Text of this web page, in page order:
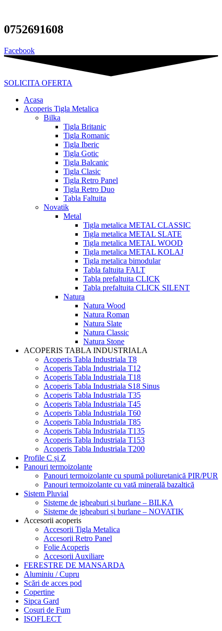
conținut
0752691608
Facebook
SOLICITA OFERTA
Acasa
Acoperis Tigla Metalica
Bilka
Tigla Britanic
Tigla Romanic
Tigla Iberic
Tigla Gotic
Tigla Balcanic
Tigla Clasic
Tigla Retro Panel
Tigla Retro Duo
Tabla Faltuita
Novatik
Metal
Tigla metalica METAL CLASSIC
Tigla metalica METAL SLATE
Tigla metalica METAL WOOD
Tigla metalica METAL KOLAJ
Tigla metalica bimodular
Tabla faltuita FALT
Tabla prefaltuita CLICK
Tabla prefaltuita CLICK SILENT
Natura
Natura Wood
Natura Roman
Natura Slate
Natura Classic
Natura Stone
ACOPERIS TABLA INDUSTRIALA
Acoperis Tabla Industriala T8
Acoperis Tabla Industriala T12
Acoperis Tabla Industriala T18
Acoperis Tabla Industriala S18 Sinus
Acoperis Tabla Industriala T35
Acoperis Tabla Industriala T45
Acoperis Tabla Industriala T60
Acoperis Tabla Industriala T85
Acoperis Tabla Industriala T135
Acoperis Tabla Industriala T153
Acoperis Tabla Industriala T200
Profile C și Z
Panouri termoizolante
Panouri termoizolante cu spumă poliuretanică PIR/PUR
Panouri termoizolante cu vată minerală bazaltică
Sistem Pluvial
Sisteme de jgheaburi și burlane – BILKA
Sisteme de jgheaburi și burlane – NOVATIK
Accesorii acoperis
Accesorii Tigla Metalica
Accesorii Retro Panel
Folie Acoperis
Accesorii Auxiliare
FERESTRE DE MANSARDA
Aluminiu / Cupru
Scări de acces pod
Copertine
Sipca Gard
Cosuri de Fum
ISOFLECT